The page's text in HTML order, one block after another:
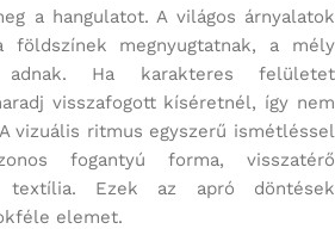
a hangulatot. A világos árnyalatok
földszínek megnyugtatnak, a mély
adnak. Ha karakteres felületet
visszafogott kíséretnél, így nem
vizuális ritmus egyszerű ismétléssel
fogantyú forma, visszatérő
textília. Ezek az apró döntések
elemet.